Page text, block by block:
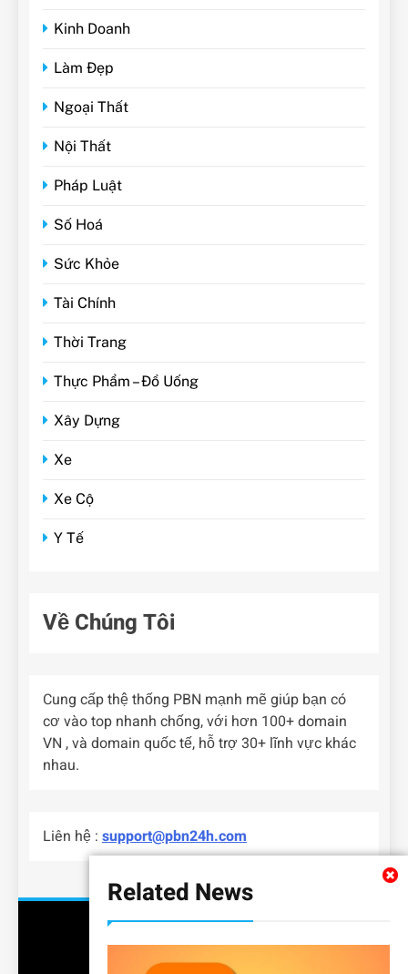
Related News
Kinh Doanh
Làm Đẹp
Ngoại Thất
Nội Thất
Pháp Luật
Số Hoá
Sức Khỏe
Tài Chính
Thời Trang
Thực Phẩm – Đồ Uống
Xây Dựng
Xe
Xe Cộ
Y Tế
Về Chúng Tôi
Cung cấp thệ thống PBN mạnh mẽ giúp bạn có
cơ vào top nhanh chống, với hơn 100+ domain
VN , và domain quốc tế, hỗ trợ 30+ lĩnh vực khác
nhau.
Liên hệ : support@pbn24h.com